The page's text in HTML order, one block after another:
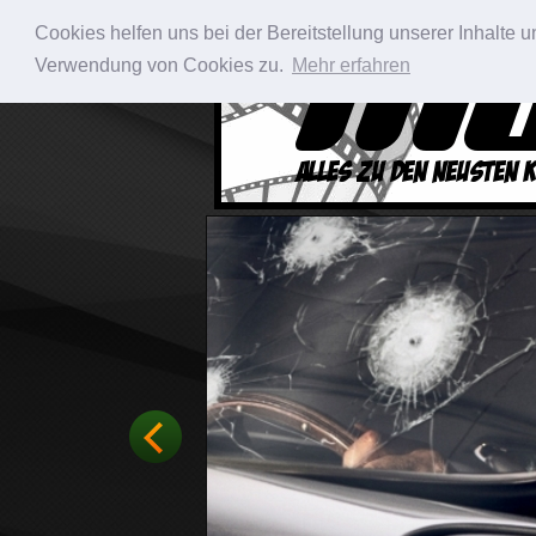
Cookies helfen uns bei der Bereitstellung unserer Inhalte
Verwendung von Cookies zu. Mehr erfahren